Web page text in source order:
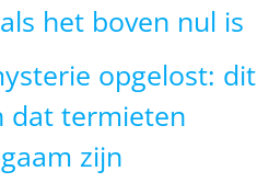
het boven nul is
opgelost: dit
dat termieten
zijn